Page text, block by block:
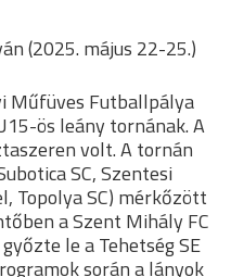
(2025. május 22-25.)
Műfüves Futballpálya
ös leány tornának. A
volt. A tornán
SC, Szentesi
Topolya SC) mérkőzött
a Szent Mihály FC
le a Tehetség SE
során a lányok